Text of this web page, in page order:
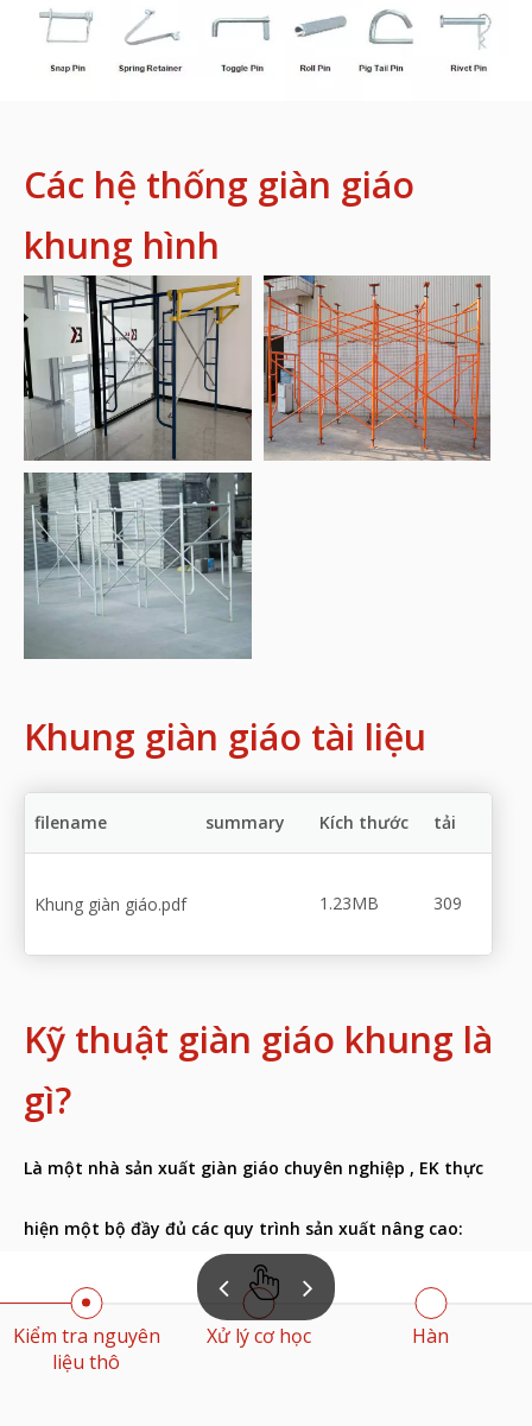
Các hệ thống giàn giáo
khung hình
Khung giàn giáo tài liệu
filename summary Kích thước tải
Khung giàn giáo.pdf 1.23MB 309
Kỹ thuật giàn giáo khung là
gì?
Là một nhà sản xuất giàn giáo chuyên nghiệp , EK thực
hiện một bộ đầy đủ các quy trình sản xuất nâng cao:
Kiểm tra nguyên
liệu thô
Xử lý cơ học Hàn